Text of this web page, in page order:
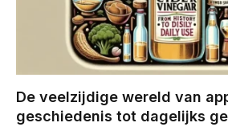
De veelzijdige wereld van
geschiedenis tot dagelijks